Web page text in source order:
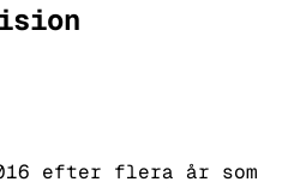
efter flera år som